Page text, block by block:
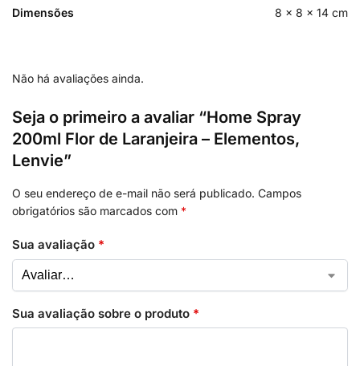
Dimensões 8 × 8 × 14 cm
Não há avaliações ainda.
Seja o primeiro a avaliar “Home Spray
200ml Flor de Laranjeira – Elementos,
Lenvie”
O seu endereço de e-mail não será publicado. Campos
obrigatórios são marcados com *
Sua avaliação *
Sua avaliação sobre o produto *